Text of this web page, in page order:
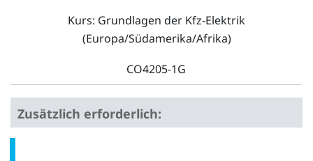
Kurs: Grundlagen der Kfz-Elektrik
(Europa/Südamerika/Afrika)
CO4205-1G
Zusätzlich erforderlich: